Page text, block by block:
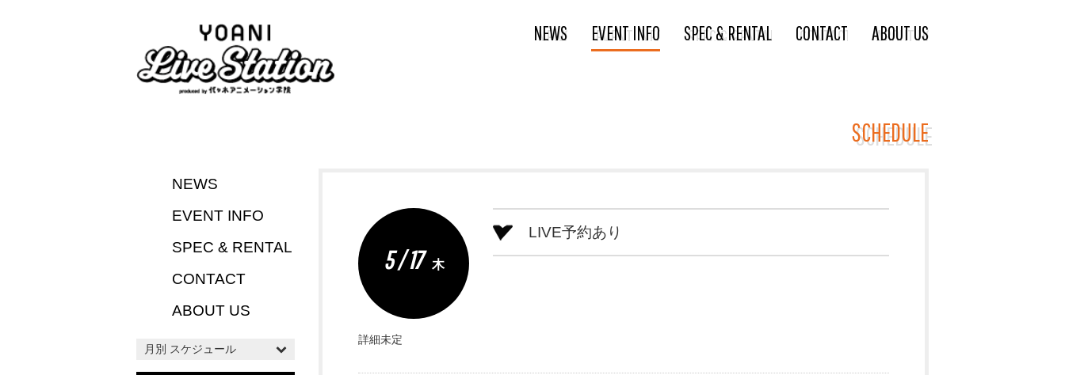
NEWS EVENT INFO SPEC & RENTAL CONTACT ABOUT US
SCHEDULE
NEWS
EVENT INFO
SPEC & RENTAL
CONTACT
ABOUT US
月別 スケジュール
5 / 17 木
LIVE予約あり
詳細未定